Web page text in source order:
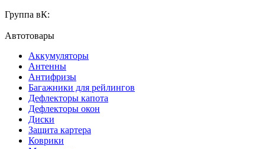
Группа вК:
Автотовары
Аккумуляторы
Антенны
Антифризы
Багажники для рейлингов
Дефлекторы капота
Дефлекторы окон
Диски
Защита картера
Коврики